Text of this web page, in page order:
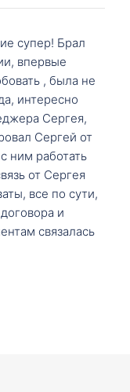
супер! Брал
впервые
, была не
интересно
Сергея,
Сергей от
ним работать
от Сергея
все по сути,
и
связалась
и т.д. После
Сергей с